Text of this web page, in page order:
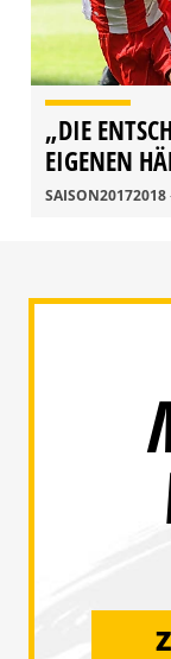
„DIE
EIGENEN
SAISON20172018